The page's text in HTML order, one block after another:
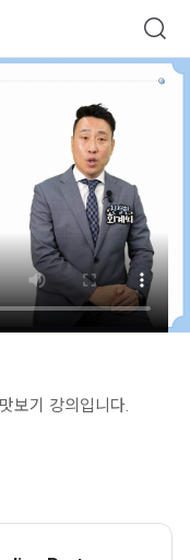
보기 강의입니다.